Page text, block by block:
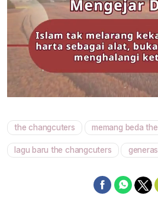
the changcuters memang beda
lagu baru the changcuters